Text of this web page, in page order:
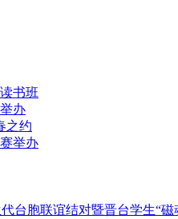
书班
办
之约
举办
台胞联谊结对暨晋台学生“